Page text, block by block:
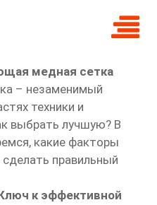
медная
медная сетка
– незаменимый
техники и
выбрать лучшую? В
какие факторы
правильный
к эффективной